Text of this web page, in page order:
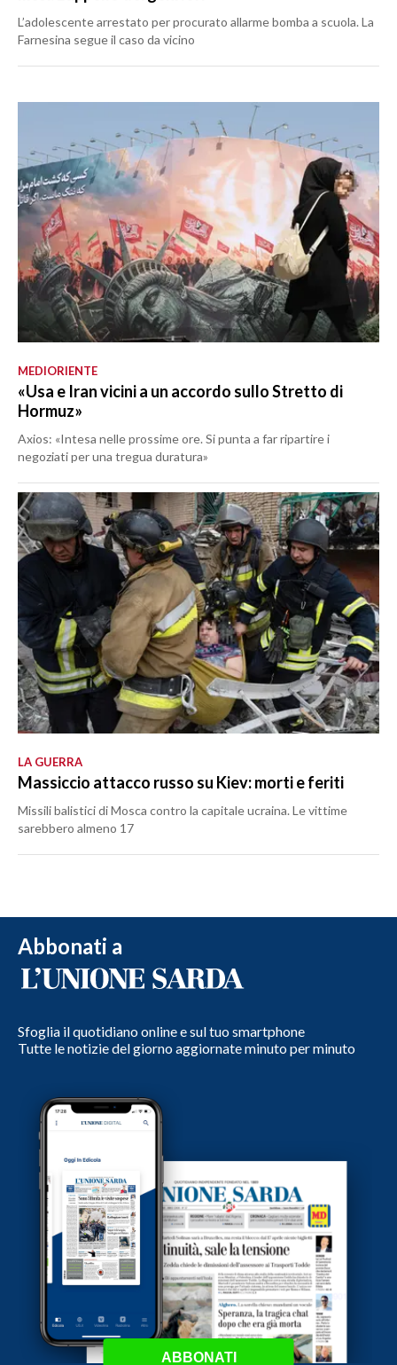
L’adolescente arrestato per procurato allarme bomba a scuola. La
Farnesina segue il caso da vicino
MEDIORIENTE
«Usa e Iran vicini a un accordo sullo Stretto di
Hormuz»
Axios: «Intesa nelle prossime ore. Si punta a far ripartire i
negoziati per una tregua duratura»
LA GUERRA
Massiccio attacco russo su Kiev: morti e feriti
Missili balistici di Mosca contro la capitale ucraina. Le vittime
sarebbero almeno 17
Abbonati a
Sfoglia il quotidiano online e sul tuo smartphone
Tutte le notizie del giorno aggiornate minuto per minuto
ABBONATI